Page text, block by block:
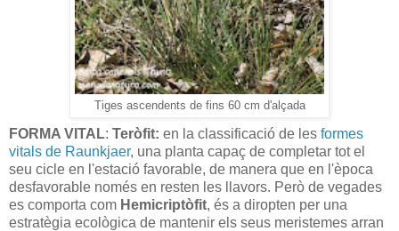
Tiges ascendents de fins 60 cm d'alçada
FORMA VITAL: Teròfit: en la classificació de les formes
vitals de Raunkjaer, una planta capaç de completar tot el
seu cicle en l'estació favorable, de manera que en l'època
desfavorable només en resten les llavors. Però de vegades
es comporta com Hemicriptòfit, és a diropten per una
estratègia ecològica de mantenir els seus meristemes arran